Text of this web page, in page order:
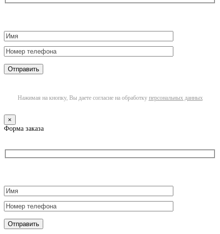
Нажимая на кнопку, Вы даете согласие на обработку персональных данных
×
Форма заказа